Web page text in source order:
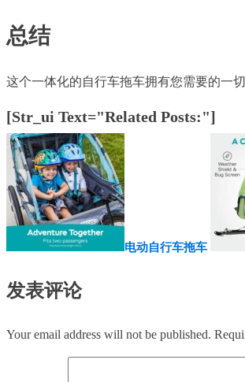
总结
这个一体化的自行车拖车拥有您需要的一
[str_ui Text="Related Posts:"]
电动自行车拖车
发表评论
Your email address will not be published.